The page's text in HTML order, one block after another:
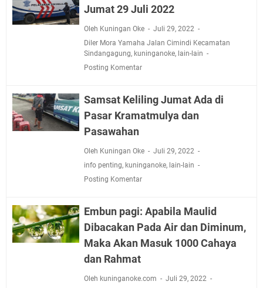
Jumat 29 Juli 2022
Oleh Kuningan Oke
Juli 29, 2022
Diler Mora Yamaha Jalan Cimindi Kecamatan
Sindangagung, kuninganoke, lain-lain
Posting Komentar
Samsat Keliling Jumat Ada di
Pasar Kramatmulya dan
Pasawahan
Oleh Kuningan Oke
Juli 29, 2022
info penting, kuninganoke, lain-lain
Posting Komentar
Embun pagi: Apabila Maulid
Dibacakan Pada Air dan Diminum,
Maka Akan Masuk 1000 Cahaya
dan Rahmat
Oleh kuninganoke.com
Juli 29, 2022